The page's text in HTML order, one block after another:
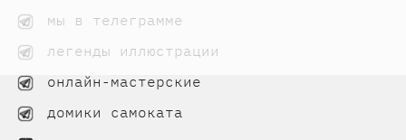
мы в телеграмме
легенды иллюстрации
онлайн-мастерские
домики самоката